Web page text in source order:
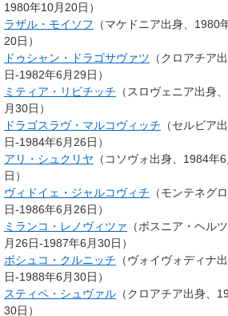
1980年10月20日）
ラザル・モイソフ （マケドニア出身、1980
20日）
ドゥシャン・ドラゴサヴァツ （クロアチア
日-1982年6月29日）
ミティア・リビチッチ （スロヴェニア出身
月30日）
ドラゴスラヴ・マルコヴィッチ （セルビア
日-1984年6月26日）
アリ・シュクリヤ （コソヴォ出身、1984
日）
ヴィドイェ・ジャルコヴィチ （モンテネグ
日-1986年6月26日）
ミランコ・レノヴィツァ （ボスニア・ヘル
月26日-1987年6月30日）
ボシュコ・クルニッチ （ヴォイヴォディナ
日-1988年6月30日）
スティペ・シュヴァル （クロアチア出身、
30日）